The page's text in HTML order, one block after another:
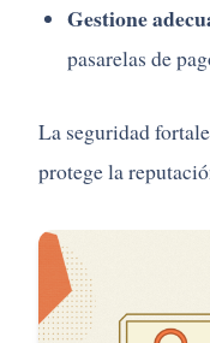
Gestione
pasarelas de
La seguridad
protegela